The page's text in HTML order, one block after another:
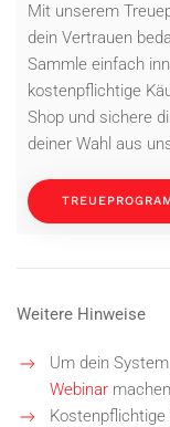
Mit unserem
dein Vertrauen
Sammle einfach
kostenpflichtige
Shop und sichere
deiner Wahl aus
Weitere Hinweise
Um dein
Webinar
Kostenpflichtige